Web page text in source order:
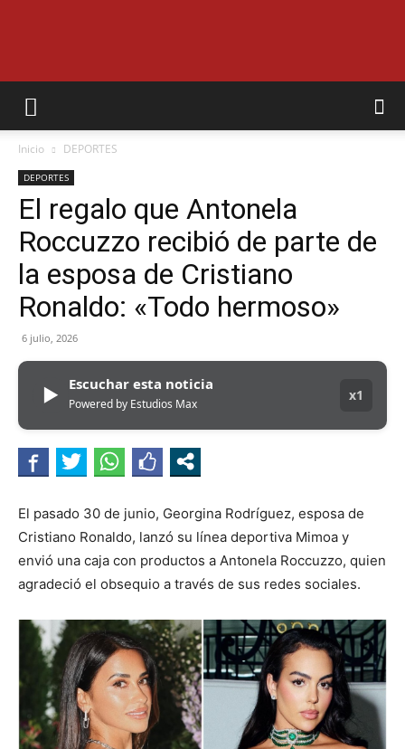
EL
Inicio DEPORTES
DEPORTES
El regalo que Antonela
Roccuzzo recibió de parte de
la esposa de Cristiano
Ronaldo: «Todo hermoso»
6 julio, 2026
▶ Escuchar esta noticia
Powered by Estudios Max
x1
El pasado 30 de junio, Georgina Rodríguez, esposa de
Cristiano Ronaldo, lanzó su línea deportiva Mimoa y
envió una caja con productos a Antonela Roccuzzo, quien
agradeció el obsequio a través de sus redes sociales.